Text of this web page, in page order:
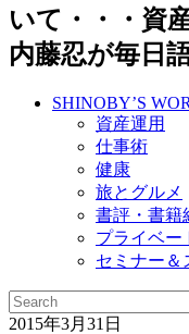
いて・・・資
内藤忍が毎日
SHINOBY’S
資産運用
仕事術
健康
旅とグルメ
書評・書籍
プライベー
セミナー＆
2015年3月31日